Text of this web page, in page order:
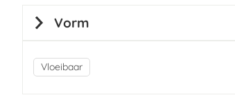
Vorm
Vloeibaar